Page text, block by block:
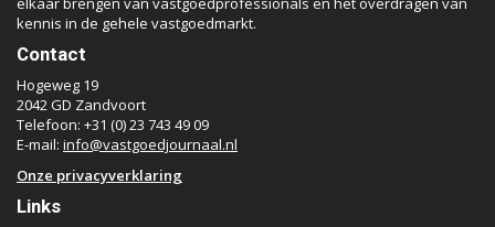
kennis in de gehele vastgoedmarkt.
Contact
Hogeweg 19
2042 GD Zandvoort
Telefoon: +31 (0) 23 743 49 09
E-mail: info@vastgoedjournaal.nl
Onze privacyverklaring
Links